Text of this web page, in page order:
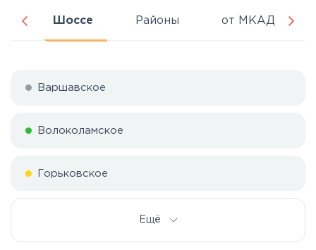
Шоссе Районы от МКАД
Варшавское
Волоколамское
Горьковское
Ещё